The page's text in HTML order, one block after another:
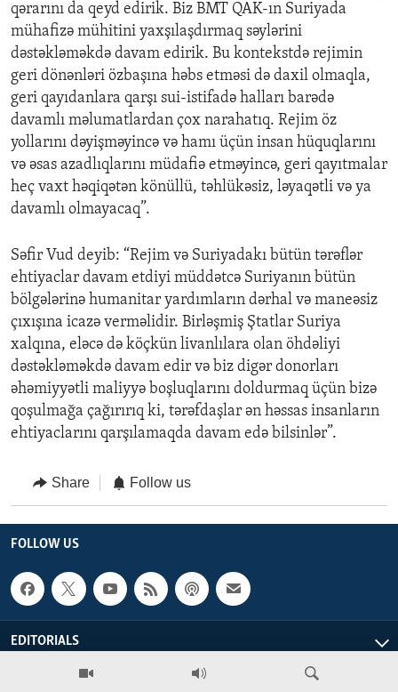
qərarını da qeyd edirik. Biz BMT QAK-ın Suriyada
mühafizə mühitini yaxşılaşdırmaq səylərini
dəstəkləməkdə davam edirik. Bu kontekstdə rejimin
geri dönənləri özbaşına həbs etməsi də daxil olmaqla,
geri qayıdanlara qarşı sui-istifadə halları barədə
davamlı məlumatlardan çox narahatıq. Rejim öz
yollarını dəyişməyincə və hamı üçün insan hüquqlarını
və əsas azadlıqlarını müdafiə etməyincə, geri qayıtmalar
heç vaxt həqiqətən könüllü, təhlükəsiz, ləyaqətli və ya
davamlı olmayacaq”.
Səfir Vud deyib: “Rejim və Suriyadakı bütün tərəflər
ehtiyaclar davam etdiyi müddətcə Suriyanın bütün
bölgələrinə humanitar yardımların dərhal və maneəsiz
çıxışına icazə verməlidir. Birləşmiş Ştatlar Suriya
xalqına, eləcə də köçkün livanlılara olan öhdəliyi
dəstəkləməkdə davam edir və biz digər donorları
əhəmiyyətli maliyyə boşluqlarını doldurmaq üçün bizə
qoşulmağa çağırırıq ki, tərəfdaşlar ən həssas insanların
ehtiyaclarını qarşılamaqda davam edə bilsinlər”.
Share Follow us
FOLLOW US
EDITORIALS